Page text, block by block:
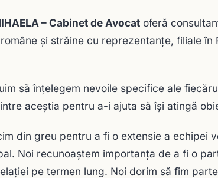
– Cabinet de Avocat oferă
și străine cu reprezentanțe, filiale în
să înțelegem nevoile specifice ale
aceștia pentru a-i ajuta să își atingă
din greu pentru a fi o extensie a echipei
Noi recunoaștem importanța de a fi o
pe termen lung. Noi dorim să fim